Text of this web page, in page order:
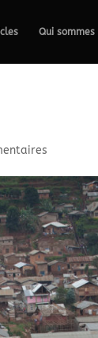
Qui sommes